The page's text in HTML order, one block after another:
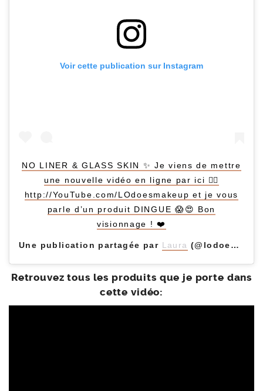
Voir cette publication sur Instagram
NO LINER & GLASS SKIN ✨ Je viens de mettre
une nouvelle vidéo en ligne par ici 👉🏻
http://YouTube.com/LOdoesmakeup et je vous
parle d’un produit DINGUE 😱😍 Bon
visionnage ! ❤️
Une publication partagée par Laura (@lodoesmakeup) le
Retrouvez tous les produits que je porte dans
cette vidéo: